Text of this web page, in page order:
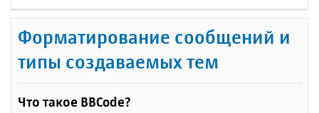
Форматирование сообщений и
типы создаваемых тем
Что такое BBCode?